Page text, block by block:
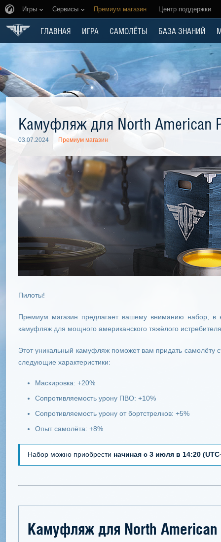
Игры Сервисы Премиум магазин Центр поддержки
ГЛАВНАЯ ИГРА САМОЛЁТЫ БАЗА ЗНАНИЙ
Камуфляж для North American
03.07.2024 Премиум магазин
Пилоты!
Премиум магазин предлагает вашему вниманию набор, в
камуфляж для мощного американского тяжёлого
Этот уникальный камуфляж поможет вам придать самолёту
следующие характеристики:
Маскировка: +20%
Сопротивляемость урону ПВО: +10%
Сопротивляемость урону от бортстрелков: +5%
Опыт самолёта: +8%
Набор можно приобрести начиная с 3 июля в 14:20
Камуфляж для North